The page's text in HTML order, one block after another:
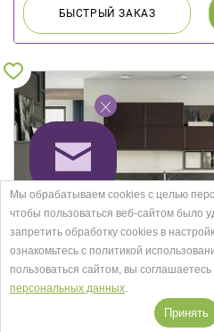
БЫСТРЫЙЗАКАЗ
Мы обрабатываем cookies с целью
чтобы пользоваться веб-сайтом было
запретить обработку сookies в
ознакомьтесь с политикой
пользоваться сайтом, вы соглашаетесь
персональных данных.
Принять